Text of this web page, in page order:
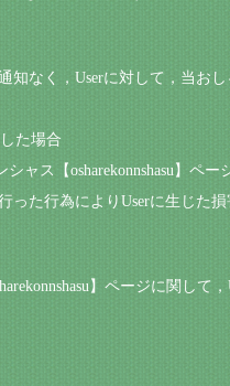
知なく，Userに対して，当お
た場合
ャス【osharekonnshasu】ペ
った行為によりUserに生じた
】ページに関し